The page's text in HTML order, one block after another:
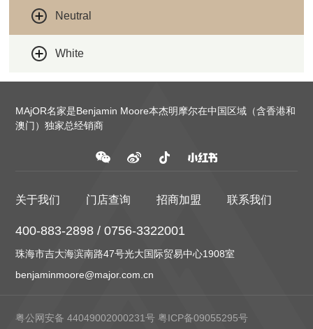
Neutral
White
MAjOR名家是Benjamin Moore本杰明摩尔在中国区域（含香港和
澳门）独家总经销商
关于我们 门店查询 招商加盟 联系我们
400-883-2898 / 0756-3322001
珠海市吉大海滨南路47号光大国际贸易中心1908室
benjaminmoore@major.com.cn
粤公网安备 44049002000231号 粤ICP备09055295号